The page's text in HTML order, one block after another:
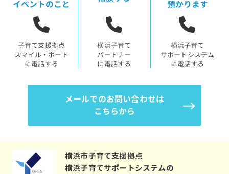
イベントのこと
子育て支援拠点
スマイル・ポート
に電話する
横浜子育て
パートナー
に電話する
預かります
横浜子育て
サポートシステム
に電話する
メールでのお問い合わせは
こちらから
横浜市子育て支援拠点
横浜子育てサポートシステムの